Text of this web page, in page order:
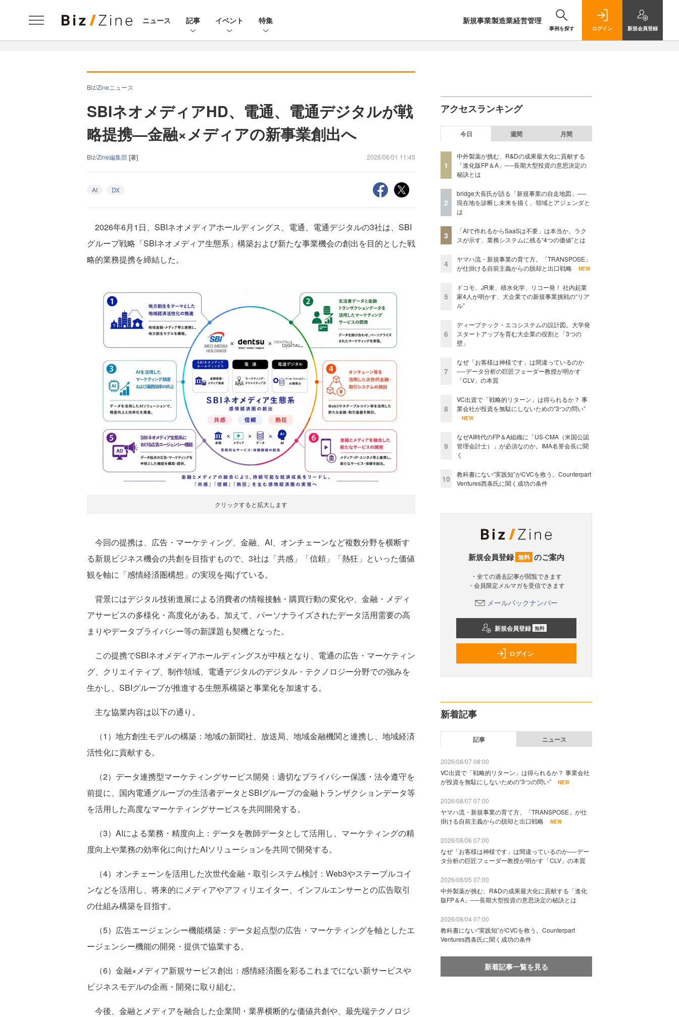
ニュース 記事 イベント 特集 新規事業製造業経営管理
事例を探す ログイン 新規会員登録
Biz/Zineニュース
SBIネオメディアHD、電通、電通デジタルが戦
略提携—金融×メディアの新事業創出へ
Biz/Zine編集部[著] 2026/06/01 11:45
AI DX
2026年6月1日、SBIネオメディアホールディングス、電通、電通デジタルの3社は、SBI
グループ戦略「SBIネオメディア生態系」構築および新たな事業機会の創出を目的とした戦
略的業務提携を締結した。
クリックすると拡大します
今回の提携は、広告・マーケティング、金融、AI、オンチェーンなど複数分野を横断す
る新規ビジネス機会の共創を目指すもので、3社は「共感」「信頼」「熱狂」といった価値
観を軸に「感情経済圏構想」の実現を掲げている。
背景にはデジタル技術進展による消費者の情報接触・購買行動の変化や、金融・メディ
アサービスの多様化・高度化がある。加えて、パーソナライズされたデータ活用需要の高
まりやデータプライバシー等の新課題も契機となった。
この提携でSBIネオメディアホールディングスが中核となり、電通の広告・マーケティン
グ、クリエイティブ、制作領域、電通デジタルのデジタル・テクノロジー分野での強みを
生かし、SBIグループが推進する生態系構築と事業化を加速する。
主な協業内容は以下の通り。
（1）地方創生モデルの構築：地域の新聞社、放送局、地域金融機関と連携し、地域経済
活性化に貢献する。
（2）データ連携型マーケティングサービス開発：適切なプライバシー保護・法令遵守を
前提に、国内電通グループの生活者データとSBIグループの金融トランザクションデータ等
を活用した高度なマーケティングサービスを共同開発する。
（3）AIによる業務・精度向上：データを教師データとして活用し、マーケティングの精
度向上や業務の効率化に向けたAIソリューションを共同で開発する。
（4）オンチェーンを活用した次世代金融・取引システム検討：Web3やステーブルコイ
ンなどを活用し、将来的にメディアやアフィリエイター、インフルエンサーとの広告取引
の仕組み構築を目指す。
（5）広告エージェンシー機能構築：データ起点型の広告・マーケティングを軸としたエ
ージェンシー機能の開発・提供で協業する。
（6）金融×メディア新規サービス創出：感情経済圏を彩るこれまでにない新サービスや
ビジネスモデルの企画・開発に取り組む。
今後、金融とメディアを融合した企業間・業界横断的な価値共創や、最先端テクノロジ
アクセスランキング
今日 週間 月間
1
中外製薬が挑む、R&Dの成果最大化に貢献する
「進化版FP＆A」──長期大型投資の意思決定の
秘訣とは
2
bridge大長氏が語る「新規事業の自走地図」──
現在地を診断し未来を描く、領域とアジェンダと
は
3
「AIで作れるからSaaSは不要」は本当か。ラク
スが示す、業務システムに残る“4つの価値”とは
4
ヤマハ流・新規事業の育て方。「TRANSPOSE」
が仕掛ける自前主義からの脱却と出口戦略
NEW
5
ドコモ、JR東、積水化学、リコー発！ 社内起業
家4人が明かす、大企業での新規事業挑戦の“リア
ル”
6
ディープテック・エコシステムの設計図。大学発
スタートアップを育む大企業の役割と「3つの
壁」
7
なぜ「お客様は神様です」は間違っているのか
──データ分析の巨匠フェーダー教授が明かす
「CLV」の本質
8
VC出資で「戦略的リターン」は得られるか？ 事
業会社が投資を無駄にしないための“3つの問い”
NEW
9
なぜAI時代のFP＆A組織に「US-CMA（米国公認
管理会計士）」が必須なのか。IMA名誉会長に聞
く
10
教科書にない“実践知”がCVCを救う。Counterpart
Ventures西条氏に聞く成功の条件
新規会員登録 無料 のご案内
・全ての過去記事が閲覧できます
・会員限定メルマガを受信できます
メールバックナンバー
新規会員登録 無料
ログイン
新着記事
記事 ニュース
2026/08/07 08:00
VC出資で「戦略的リターン」は得られるか？ 事業会社
が投資を無駄にしないための“3つの問い”
NEW
2026/08/07 07:00
ヤマハ流・新規事業の育て方。「TRANSPOSE」が仕
掛ける自前主義からの脱却と出口戦略
NEW
2026/08/06 07:00
なぜ「お客様は神様です」は間違っているのか──デー
タ分析の巨匠フェーダー教授が明かす「CLV」の本質
2026/08/05 07:00
中外製薬が挑む、R&Dの成果最大化に貢献する「進化
版FP＆A」──長期大型投資の意思決定の秘訣とは
2026/08/04 07:00
教科書にない“実践知”がCVCを救う。Counterpart
Ventures西条氏に聞く成功の条件
新着記事一覧を見る